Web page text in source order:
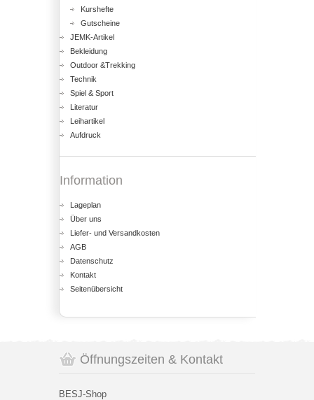
Kurshefte
Gutscheine
JEMK-Artikel
Bekleidung
Outdoor &Trekking
Technik
Spiel & Sport
Literatur
Leihartikel
Aufdruck
Information
Lageplan
Über uns
Liefer- und Versandkosten
AGB
Datenschutz
Kontakt
Seitenübersicht
Öffnungszeiten & Kontakt
BESJ-Shop